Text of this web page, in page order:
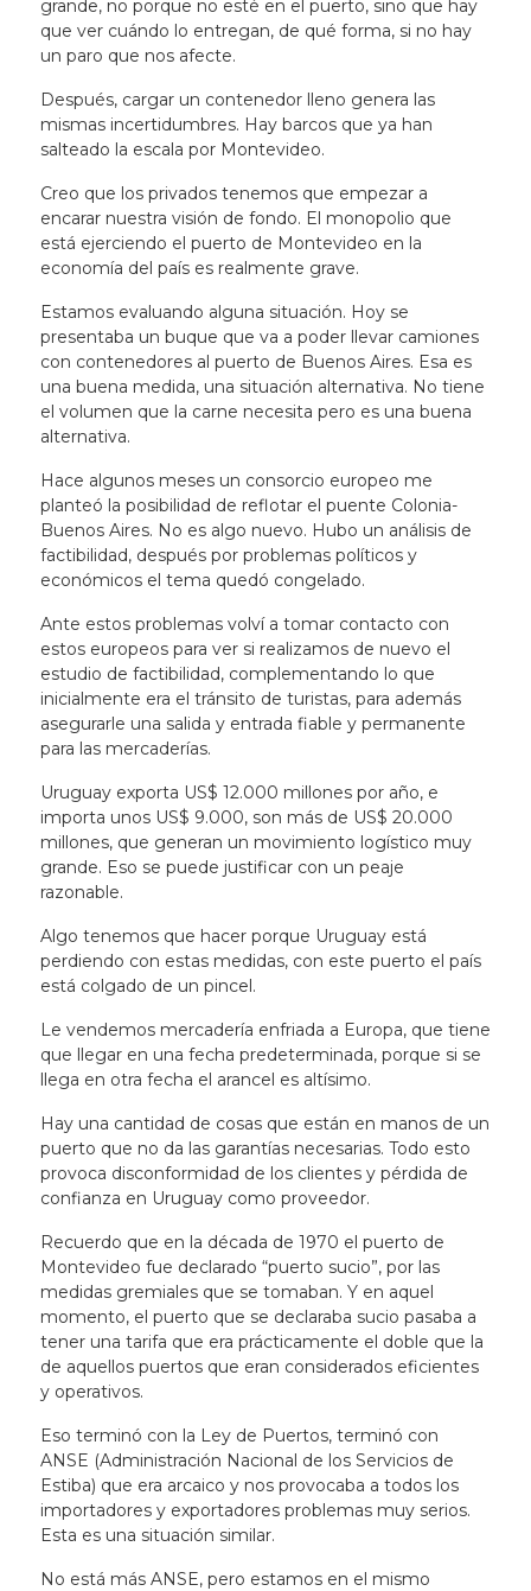
grande, no porque no esté en el puerto, sino que hay
que ver cuándo lo entregan, de qué forma, si no hay
un paro que nos afecte.
Después, cargar un contenedor lleno genera las
mismas incertidumbres. Hay barcos que ya han
salteado la escala por Montevideo.
Creo que los privados tenemos que empezar a
encarar nuestra visión de fondo. El monopolio que
está ejerciendo el puerto de Montevideo en la
economía del país es realmente grave.
Estamos evaluando alguna situación. Hoy se
presentaba un buque que va a poder llevar camiones
con contenedores al puerto de Buenos Aires. Esa es
una buena medida, una situación alternativa. No tiene
el volumen que la carne necesita pero es una buena
alternativa.
Hace algunos meses un consorcio europeo me
planteó la posibilidad de reflotar el puente Colonia-
Buenos Aires. No es algo nuevo. Hubo un análisis de
factibilidad, después por problemas políticos y
económicos el tema quedó congelado.
Ante estos problemas volví a tomar contacto con
estos europeos para ver si realizamos de nuevo el
estudio de factibilidad, complementando lo que
inicialmente era el tránsito de turistas, para además
asegurarle una salida y entrada fiable y permanente
para las mercaderías.
Uruguay exporta US$ 12.000 millones por año, e
importa unos US$ 9.000, son más de US$ 20.000
millones, que generan un movimiento logístico muy
grande. Eso se puede justificar con un peaje
razonable.
Algo tenemos que hacer porque Uruguay está
perdiendo con estas medidas, con este puerto el país
está colgado de un pincel.
Le vendemos mercadería enfriada a Europa, que tiene
que llegar en una fecha predeterminada, porque si se
llega en otra fecha el arancel es altísimo.
Hay una cantidad de cosas que están en manos de un
puerto que no da las garantías necesarias. Todo esto
provoca disconformidad de los clientes y pérdida de
confianza en Uruguay como proveedor.
Recuerdo que en la década de 1970 el puerto de
Montevideo fue declarado “puerto sucio”, por las
medidas gremiales que se tomaban. Y en aquel
momento, el puerto que se declaraba sucio pasaba a
tener una tarifa que era prácticamente el doble que la
de aquellos puertos que eran considerados eficientes
y operativos.
Eso terminó con la Ley de Puertos, terminó con
ANSE (Administración Nacional de los Servicios de
Estiba) que era arcaico y nos provocaba a todos los
importadores y exportadores problemas muy serios.
Esta es una situación similar.
No está más ANSE, pero estamos en el mismo